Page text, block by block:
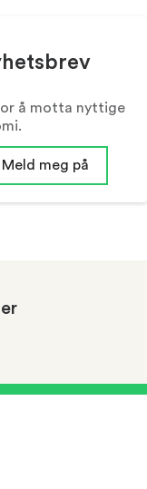
å motta nyttige
Meld meg på